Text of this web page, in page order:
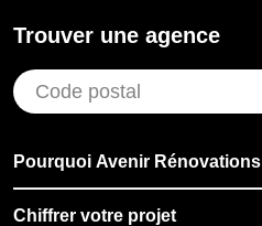
Trouver une agence
Pourquoi Avenir Rénovations
Chiffrer votre projet